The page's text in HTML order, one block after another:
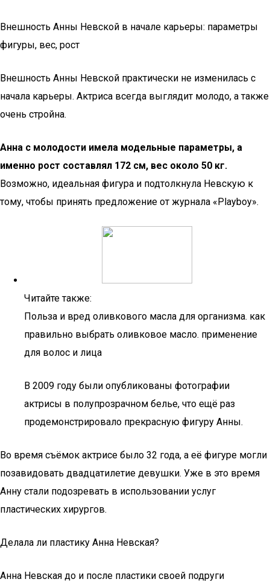
Внешность Анны Невской в начале карьеры: параметры
фигуры, вес, рост
Внешность Анны Невской практически не изменилась с
начала карьеры. Актриса всегда выглядит молодо, а также
очень стройна.
Анна с молодости имела модельные параметры, а
именно рост составлял 172 см, вес около 50 кг.
Возможно, идеальная фигура и подтолкнула Невскую к
тому, чтобы принять предложение от журнала «Playboy».
Читайте также:
Польза и вред оливкового масла для организма. как
правильно выбрать оливковое масло. применение
для волос и лица
В 2009 году были опубликованы фотографии
актрисы в полупрозрачном белье, что ещё раз
продемонстрировало прекрасную фигуру Анны.
Во время съёмок актрисе было 32 года, а её фигуре могли
позавидовать двадцатилетие девушки. Уже в это время
Анну стали подозревать в использовании услуг
пластических хирургов.
Делала ли пластику Анна Невская?
Анна Невская до и после пластики своей подруги